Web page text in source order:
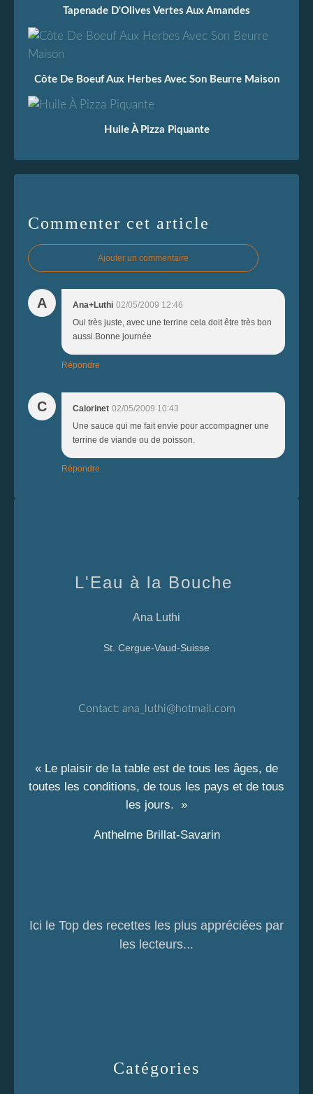
Tapenade D'Olives Vertes Aux Amandes
Côte De Boeuf Aux Herbes Avec Son Beurre Maison
Huile À Pizza Piquante
Commenter cet article
Ajouter un commentaire
A Ana+Luthi 02/05/2009 12:46
Oui très juste, avec une terrine cela doit être très bon
aussi.Bonne journée
Répondre
C Calorinet 02/05/2009 10:43
Une sauce qui me fait envie pour accompagner une
terrine de viande ou de poisson.
Répondre
Catégories
L'Eau à la Bouche
Ana Luthi
St. Cergue-Vaud-Suisse
Contact: ana_luthi@hotmail.com
« Le plaisir de la table est de tous les âges, de
toutes les conditions, de tous les pays et de tous
les jours. »
Anthelme Brillat-Savarin
Ici le Top des recettes les plus appréciées par
les lecteurs...